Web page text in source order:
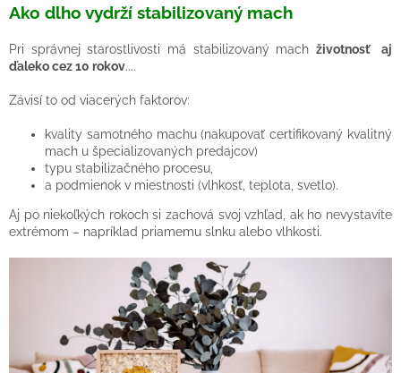
Ako dlho vydrží stabilizovaný mach
Pri správnej starostlivosti má stabilizovaný mach životnosť aj
ďaleko cez 10 rokov....
Závisí to od viacerých faktorov:
kvality samotného machu (nakupovať certifikovaný kvalitný
mach u špecializovaných predajcov)
typu stabilizačného procesu,
a podmienok v miestnosti (vlhkosť, teplota, svetlo).
Aj po niekoľkých rokoch si zachová svoj vzhľad, ak ho nevystavíte
extrémom – napríklad priamemu slnku alebo vlhkosti.